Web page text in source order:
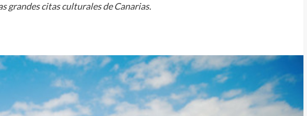
grandes citas culturales de Canarias.